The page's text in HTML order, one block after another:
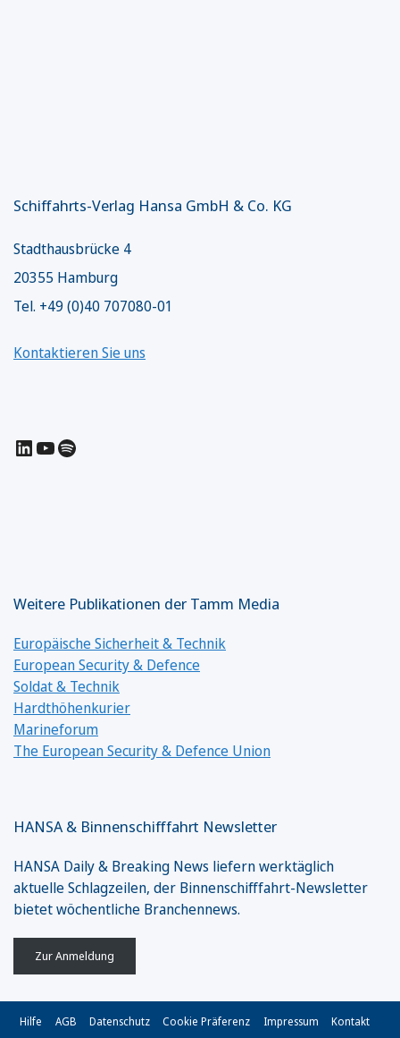
Schiffahrts-Verlag Hansa GmbH & Co. KG
Stadthausbrücke 4
20355 Hamburg
Tel. +49 (0)40 707080-01
Kontaktieren Sie uns
LinkedIn
YouTube
Spotify
Weitere Publikationen der Tamm Media
Europäische Sicherheit & Technik
European Security & Defence
Soldat & Technik
Hardthöhenkurier
Marineforum
The European Security & Defence Union
HANSA & Binnenschifffahrt Newsletter
HANSA Daily & Breaking News liefern werktäglich
aktuelle Schlagzeilen, der Binnenschifffahrt-Newsletter
bietet wöchentliche Branchennews.
Zur Anmeldung
Hilfe AGB Datenschutz Cookie Präferenz Impressum Kontakt